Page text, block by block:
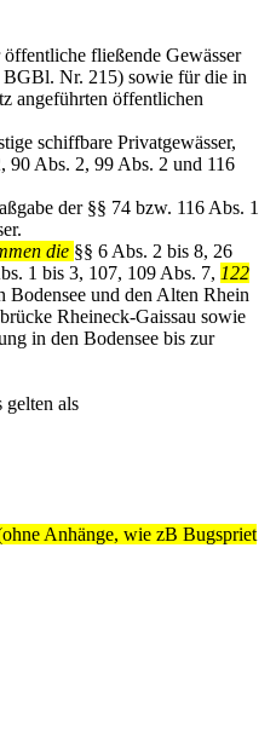
fließende Gewässer
BGBl. Nr. 215) sowie für die in
angeführten öffentlichen
schiffbare Privatgewässer,
90 Abs. 2, 99 Abs. 2 und 116
der §§ 74 bzw. 116 Abs. 1
die §§ 6 Abs. 2 bis 8, 26
1 bis 3, 107, 109 Abs. 7, 122
Bodensee und den Alten Rhein
Rheineck-Gaissau sowie
in den Bodensee bis zur
gelten als
Anhänge, wie zB Bugspriet